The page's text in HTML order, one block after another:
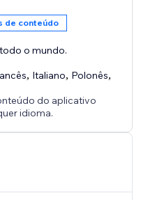
de conteúdo
o mundo.
, Italiano, Polonês,
do aplicativo
idioma.